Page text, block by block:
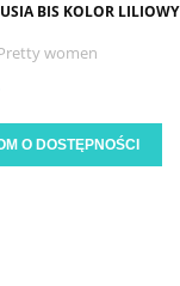
BIS KOLOR LILIOWY
women
O DOSTĘPNOŚCI